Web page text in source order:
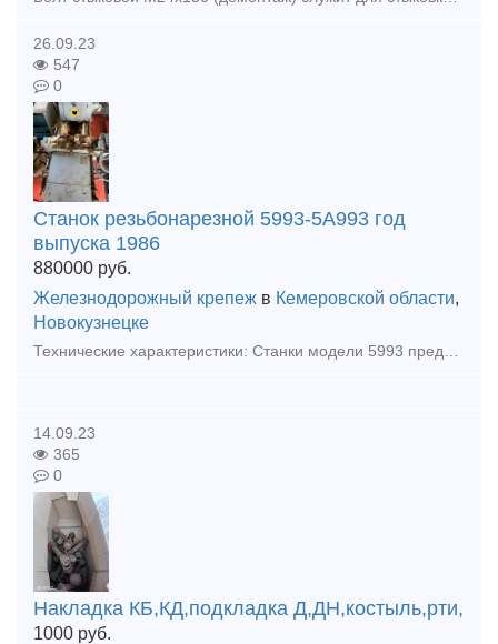
26.09.23
547
0
Станок резьбонарезной 5993-5А993 год
выпуска 1986
880000 руб.
Железнодорожный крепеж в Кемеровской области,
Новокузнецке
14.09.23
365
0
Накладка КБ,КД,подкладка Д,ДН,костыль,рти,
1000 руб.